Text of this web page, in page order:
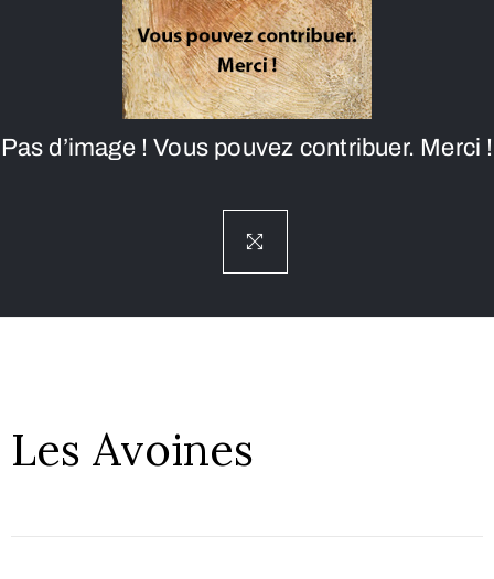
Pas d’image ! Vous pouvez contribuer. Merci !
Les Avoines